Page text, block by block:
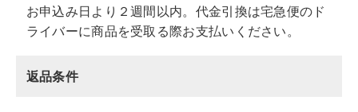
お申込み日より２週間以内。代金引換は宅急便のド
ライバーに商品を受取る際お支払いください。
返品条件